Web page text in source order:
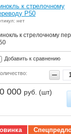
к стрелочному
Р50
нет
к стрелочному
Добавить к сравнению
000 руб. (шт)